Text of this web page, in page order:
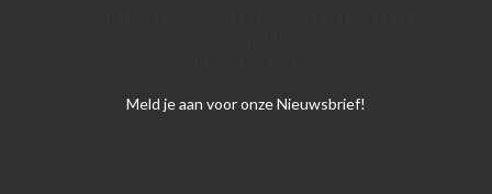
Meld je aan voor onze Nieuwsbrief!